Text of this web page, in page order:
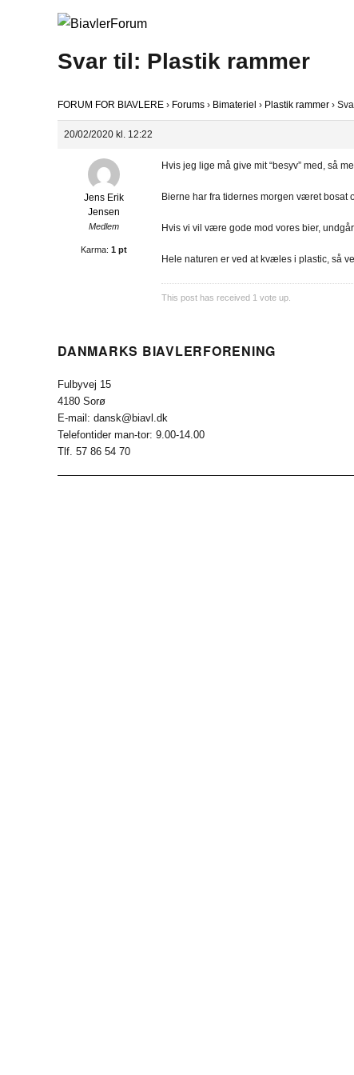
Svar til: Plastik rammer
FORUM FOR BIAVLERE › Forums › Bimateriel › Plastik rammer ›
20/02/2020 kl. 12:22
Jens Erik
Jensen
Medlem
Karma: 1 pt
Hvis jeg lige må give mit “besyv” med, så
Bierne har fra tidernes morgen været bosat
Hvis vi vil være gode mod vores bier,
Hele naturen er ved at kvæles i plastic, så
This post has received 1 vote up.
DANMARKS BIAVLERFORENING
Fulbyvej 15
4180 Sorø
E-mail: dansk@biavl.dk
Telefontider man-tor: 9.00-14.00
Tlf. 57 86 54 70